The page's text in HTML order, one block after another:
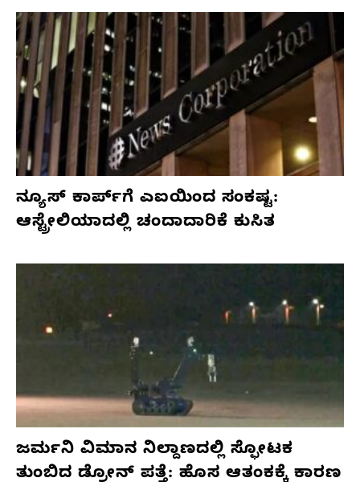
ನ್ಯೂಸ್ ಕಾರ್ಪ್‌ಗೆ ಎಐಯಿಂದ ಸಂಕಷ್ಟ:
ಆಸ್ಟ್ರೇಲಿಯಾದಲ್ಲಿ ಚಂದಾದಾರಿಕೆ ಕುಸಿತ
ಜರ್ಮನಿ ವಿಮಾನ ನಿಲ್ದಾಣದಲ್ಲಿ ಸ್ಫೋಟಕ
ತುಂಬಿದ ಡ್ರೋನ್ ಪತ್ತೆ: ಹೊಸ ಆತಂಕಕ್ಕೆ ಕಾರಣ